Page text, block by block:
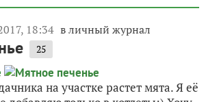
18:34 в личный журнал
25
на участке растет мята. Я её